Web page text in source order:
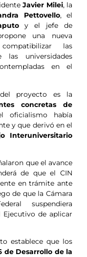
Javier Milei, la
Pettovello, el
y el jefe de
una nueva
las
las universidades
en el
proyecto es la
concretas de
oficialismo había
y que derivó en el
Interuniversitario
que el avance
de que el CIN
en trámite ante
de que la Cámara
suspendiera
de aplicar
establece que los
de Desarrollo de la